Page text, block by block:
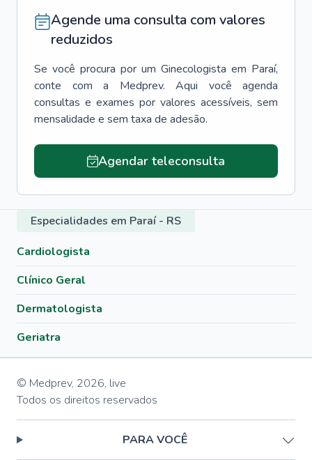
Agende uma consulta com valores
reduzidos
Se você procura por um Ginecologista em Paraí,
conte com a Medprev. Aqui você agenda
consultas e exames por valores acessíveis, sem
mensalidade e sem taxa de adesão.
Agendar teleconsulta
Especialidades em Paraí - RS
Cardiologista
Clínico Geral
Dermatologista
Geriatra
© Medprev, 2026, live
Todos os direitos reservados
PARA VOCÊ